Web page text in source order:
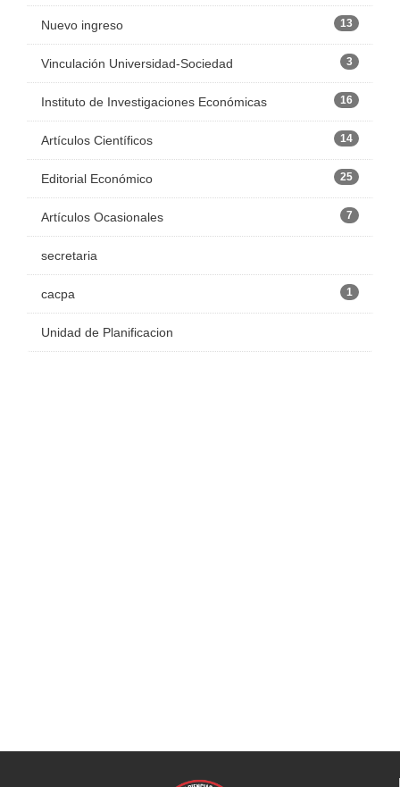
Nuevo ingreso 13
Vinculación Universidad-Sociedad 3
Instituto de Investigaciones Económicas 16
Artículos Científicos 14
Editorial Económico 25
Artículos Ocasionales 7
secretaria
cacpa 1
Unidad de Planificacion